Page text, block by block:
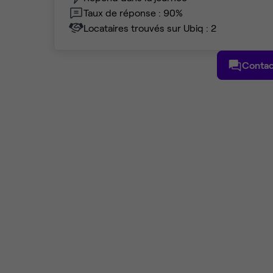
Taux de réponse : 90%
Locataires trouvés sur Ubiq : 2